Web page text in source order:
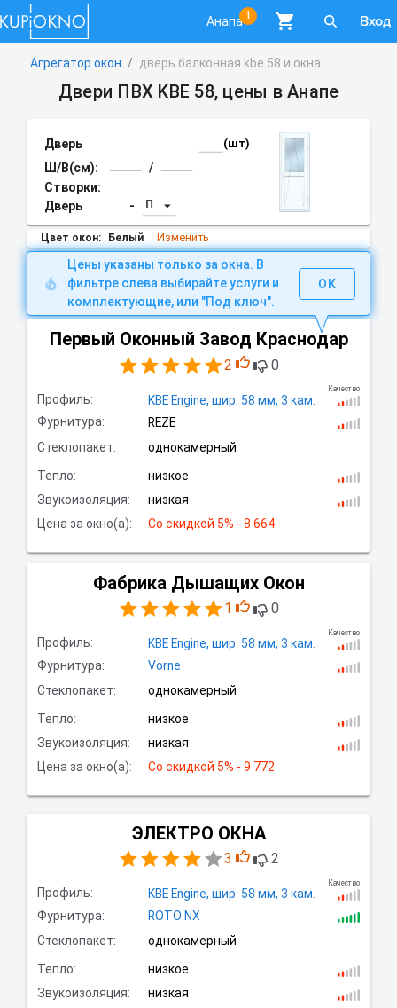
Анапа 1 Вход
Агрегатор окон / дверь балконная kbe 58 и окна
Двери ПВХ KBE 58, цены в Анапе
Дверь (шт)
Ш/В(см):
/
Створки:
Дверь
- П
Цвет окон: Белый Изменить
Цены указаны только за окна. В
фильтре слева выбирайте услуги и
комплектующие, или "Под ключ".
ОК
Первый Оконный Завод Краснодар
2 0
Качество
Профиль: KBE Engine, шир. 58 мм, 3 кам.
Фурнитура:
REZE
Стеклопакет:
однокамерный
Тепло:
низкое
Звукоизоляция:
низкая
Цена за окно(а):
Со скидкой 5% - 8 664
Фабрика Дышащих Окон
1 0
Качество
Профиль: KBE Engine, шир. 58 мм, 3 кам.
Фурнитура:
Vorne
Стеклопакет:
однокамерный
Тепло:
низкое
Звукоизоляция:
низкая
Цена за окно(а):
Со скидкой 5% - 9 772
ЭЛЕКТРО ОКНА
3 2
Качество
Профиль: KBE Engine, шир. 58 мм, 3 кам.
Фурнитура:
ROTO NX
Стеклопакет:
однокамерный
Тепло:
низкое
Звукоизоляция:
низкая